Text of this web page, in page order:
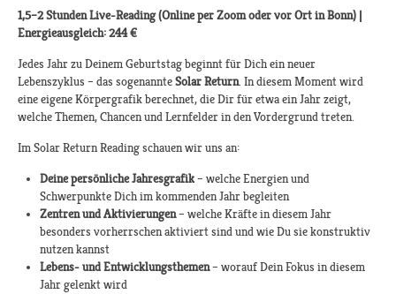
1,5–2 Stunden Live-Reading (Online per Zoom oder vor Ort in Bonn) |
Energieausgleich: 244 €
Jedes Jahr zu Deinem Geburtstag beginnt für Dich ein neuer
Lebenszyklus – das sogenannteSolar Return. In diesem Moment wird
eine eigene Körpergrafik berechnet, die Dir für etwa ein Jahr zeigt,
welche Themen, Chancen und Lernfelder in den Vordergrund treten.
Im Solar Return Reading schauen wir uns an:
Deine persönliche Jahresgrafik– welche Energien und
Schwerpunkte Dich im kommenden Jahr begleiten
Zentren und Aktivierungen– welche Kräfte in diesem Jahr
besonders vorherrschen aktiviert sind und wie Du sie konstruktiv
nutzen kannst
Lebens- und Entwicklungsthemen– worauf Dein Fokus in diesem
Jahr gelenkt wird